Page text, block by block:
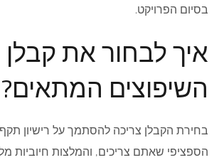
בסיום הפרויקט.
איך לבחור את קבלן
השיפוצים המתאים?
בחירת הקבלן צריכה להסתמך על רישיון
הספציפי שאתם צריכים, והמלצות חיוביות